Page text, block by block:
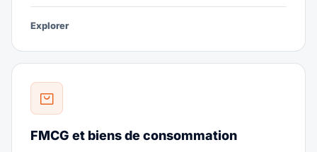
Explorer
FMCG et biens de consommation